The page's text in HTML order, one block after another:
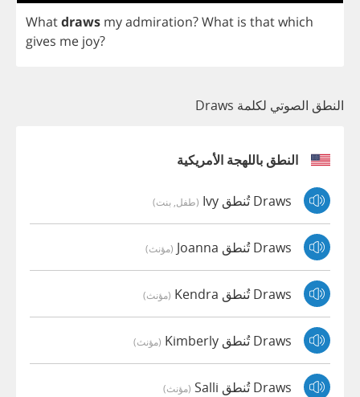
Whatdraws myadmiration?What is thatwhich
gives me joy?
النطق الصوتي لكلمة Draws
النطق باللهجة الأمريكية
Draws تُنطق Ivy (طفل, بنت)
Draws تُنطق Joanna (مؤنث)
Draws تُنطق Kendra (مؤنث)
Draws تُنطق Kimberly (مؤنث)
Draws تُنطق Salli (مؤنث)